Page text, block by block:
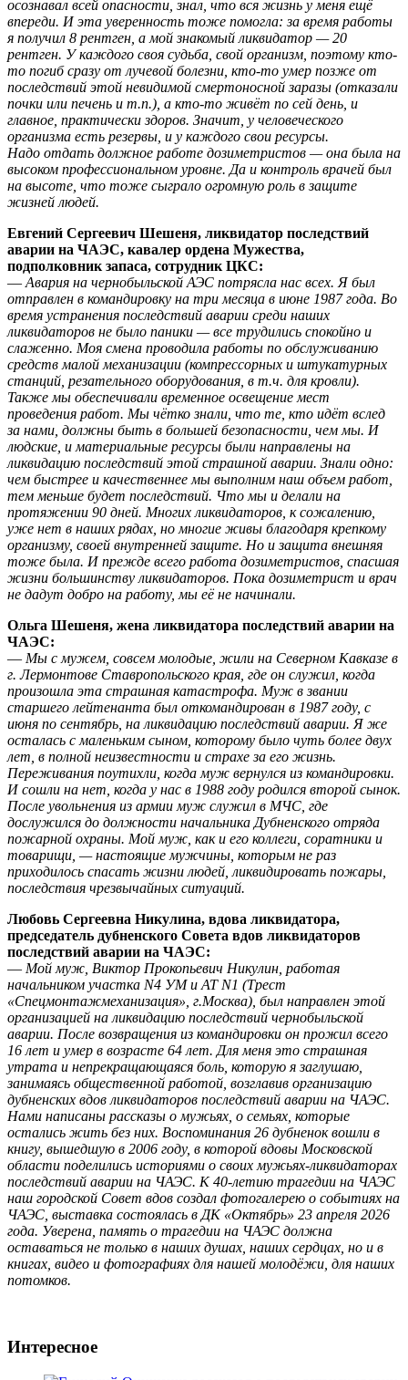
осознавал всей опасности, знал, что вся жизнь у меня ещё
впереди. И эта уверенность тоже помогла: за время работы
я получил 8 рентген, а мой знакомый ликвидатор — 20
рентген. У каждого своя судьба, свой организм, поэтому кто-
то погиб сразу от лучевой болезни, кто-то умер позже от
последствий этой невидимой смертоносной заразы (отказали
почки или печень и т.п.), а кто-то живёт по сей день, и
главное, практически здоров. Значит, у человеческого
организма есть резервы, и у каждого свои ресурсы.
Надо отдать должное работе дозиметристов — она была на
высоком профессиональном уровне. Да и контроль врачей был
на высоте, что тоже сыграло огромную роль в защите
жизней людей.
Евгений Сергеевич Шешеня, ликвидатор последствий
аварии на ЧАЭС, кавалер ордена Мужества,
подполковник запаса, сотрудник ЦКС:
— Авария на чернобыльской АЭС потрясла нас всех. Я был
отправлен в командировку на три месяца в июне 1987 года. Во
время устранения последствий аварии среди наших
ликвидаторов не было паники — все трудились спокойно и
слаженно. Моя смена проводила работы по обслуживанию
средств малой механизации (компрессорных и штукатурных
станций, резательного оборудования, в т.ч. для кровли).
Также мы обеспечивали временное освещение мест
проведения работ. Мы чётко знали, что те, кто идёт вслед
за нами, должны быть в большей безопасности, чем мы. И
людские, и материальные ресурсы были направлены на
ликвидацию последствий этой страшной аварии. Знали одно:
чем быстрее и качественнее мы выполним наш объем работ,
тем меньше будет последствий. Что мы и делали на
протяжении 90 дней. Многих ликвидаторов, к сожалению,
уже нет в наших рядах, но многие живы благодаря крепкому
организму, своей внутренней защите. Но и защита внешняя
тоже была. И прежде всего работа дозиметристов, спасшая
жизни большинству ликвидаторов. Пока дозиметрист и врач
не дадут добро на работу, мы её не начинали.
Ольга Шешеня, жена ликвидатора последствий аварии на
ЧАЭС:
— Мы с мужем, совсем молодые, жили на Северном Кавказе в
г. Лермонтове Ставропольского края, где он служил, когда
произошла эта страшная катастрофа. Муж в звании
старшего лейтенанта был откомандирован в 1987 году, с
июня по сентябрь, на ликвидацию последствий аварии. Я же
осталась с маленьким сыном, которому было чуть более двух
лет, в полной неизвестности и страхе за его жизнь.
Переживания поутихли, когда муж вернулся из командировки.
И сошли на нет, когда у нас в 1988 году родился второй сынок.
После увольнения из армии муж служил в МЧС, где
дослужился до должности начальника Дубненского отряда
пожарной охраны. Мой муж, как и его коллеги, соратники и
товарищи, — настоящие мужчины, которым не раз
приходилось спасать жизни людей, ликвидировать пожары,
последствия чрезвычайных ситуаций.
Любовь Сергеевна Никулина, вдова ликвидатора,
председатель дубненского Совета вдов ликвидаторов
последствий аварии на ЧАЭС:
— Мой муж, Виктор Прокопьевич Никулин, работая
начальником участка N4 УМ и АТ N1 (Трест
«Спецмонтажмеханизация», г.Москва), был направлен этой
организацией на ликвидацию последствий чернобыльской
аварии. После возвращения из командировки он прожил всего
16 лет и умер в возрасте 64 лет. Для меня это страшная
утрата и непрекращающаяся боль, которую я заглушаю,
занимаясь общественной работой, возглавив организацию
дубненских вдов ликвидаторов последствий аварии на ЧАЭС.
Нами написаны рассказы о мужьях, о семьях, которые
остались жить без них. Воспоминания 26 дубненок вошли в
книгу, вышедшую в 2006 году, в которой вдовы Московской
области поделились историями о своих мужьях-ликвидаторах
последствий аварии на ЧАЭС. К 40-летию трагедии на ЧАЭС
наш городской Совет вдов создал фотогалерею о событиях на
ЧАЭС, выставка состоялась в ДК «Октябрь» 23 апреля 2026
года. Уверена, память о трагедии на ЧАЭС должна
оставаться не только в наших душах, наших сердцах, но и в
книгах, видео и фотографиях для нашей молодёжи, для наших
потомков.
Интересное